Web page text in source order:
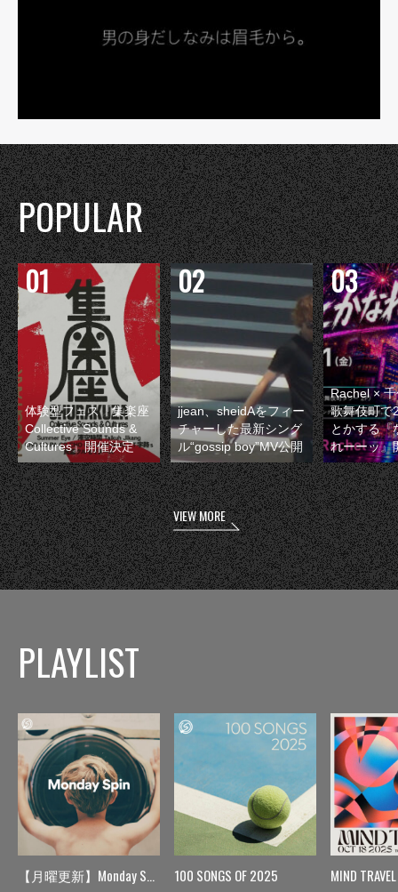
POPULAR
体験型フェス『集楽座
Collective Sounds &
Cultures』開催決定
jjean、sheidAをフィー
チャーした最新シング
ル“gossip boy”MV公開
Rachel ×
歌舞伎町で
とかする『
れーーッ』
VIEW MORE
PLAYLIST
【月曜更新】Monday Spin 100 SONGS OF 2025 MIND TRAVEL